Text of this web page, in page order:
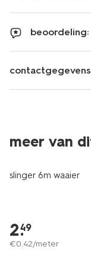
contactgegevens
meer van
slinger 6m waaier
2.
49
€0.42/meter